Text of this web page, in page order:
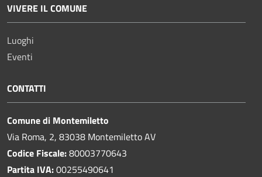
VIVERE IL COMUNE
Luoghi
Eventi
CONTATTI
Comune di Montemiletto
Via Roma, 2, 83038 Montemiletto AV
Codice Fiscale:80003770643
Partita IVA:00255490641